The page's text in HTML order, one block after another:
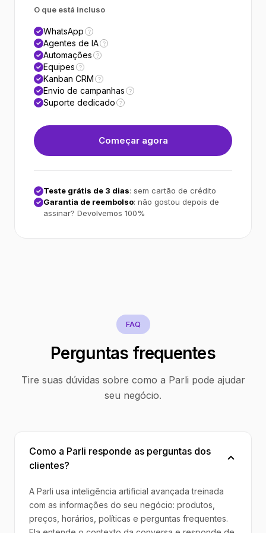
O que está incluso
WhatsApp ?
Agentes de IA ?
Automações ?
Equipes ?
Kanban CRM ?
Envio de campanhas ?
Suporte dedicado ?
Começar agora
Teste grátis de 3 dias: sem cartão de crédito
Garantia de reembolso: não gostou depois de
assinar? Devolvemos 100%
FAQ
Perguntas frequentes
Tire suas dúvidas sobre como a Parli pode ajudar
seu negócio.
Como a Parli responde as perguntas dos
clientes?
A Parli usa inteligência artificial avançada treinada
com as informações do seu negócio: produtos,
preços, horários, políticas e perguntas frequentes.